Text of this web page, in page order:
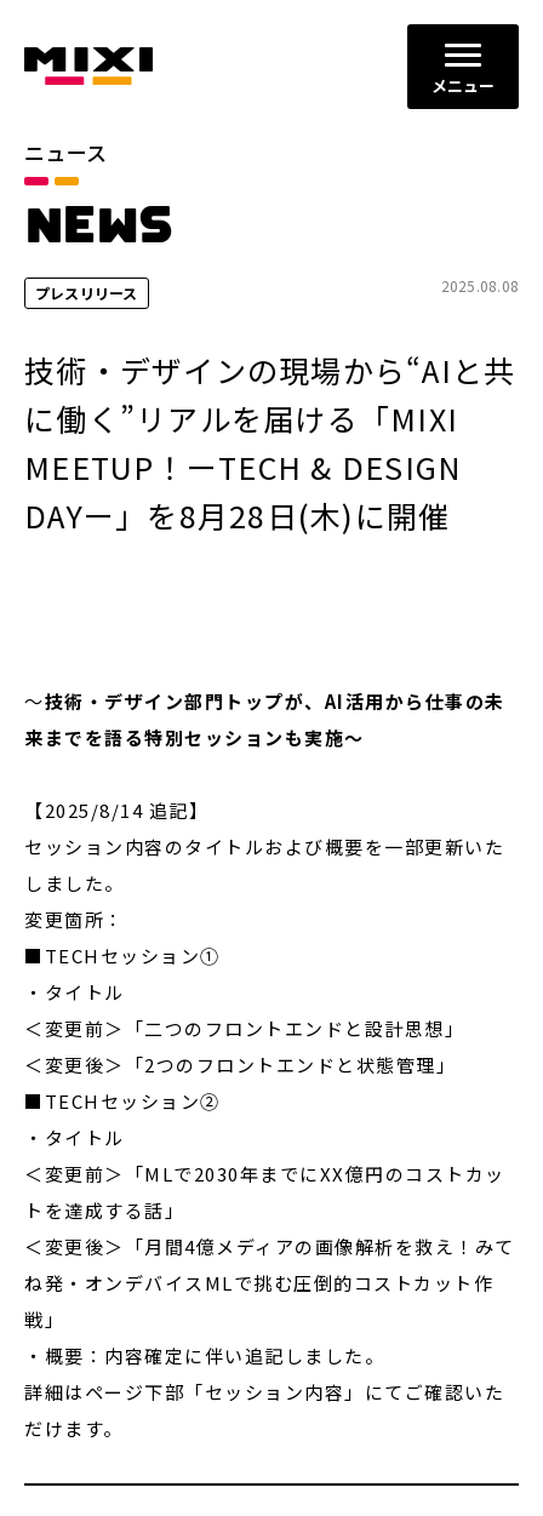
メニュー
ニュース
NEWS
プレスリリース 2025.08.08
技術・デザインの現場から“AIと共
に働く”リアルを届ける「MIXI
MEETUP！ーTECH & DESIGN
DAYー」を8月28日(木)に開催
～技術・デザイン部門トップが、AI活用から仕事の未
来までを語る特別セッションも実施～
【2025/8/14 追記】
セッション内容のタイトルおよび概要を一部更新いた
しました。
変更箇所：
■TECHセッション①
・タイトル
＜変更前＞「二つのフロントエンドと設計思想」
＜変更後＞「2つのフロントエンドと状態管理」
■TECHセッション②
・タイトル
＜変更前＞「MLで2030年までにXX億円のコストカッ
トを達成する話」
＜変更後＞「月間4億メディアの画像解析を救え！みて
ね発・オンデバイスMLで挑む圧倒的コストカット作
戦」
・概要：内容確定に伴い追記しました。
詳細はページ下部「セッション内容」にてご確認いた
だけます。
カテゴリ
お知らせ
2026年 2025年
2024年